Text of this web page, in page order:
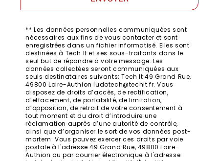
** Les données personnelles communiquées sont
nécessaires aux fins de vous contacter et sont
enregistrées dans un fichier informatisé. Elles sont
destinées à Tech It et ses sous-traitants dans le
seul but de répondre à votre message. Les
données collectées seront communiquées aux
seuls destinataires suivants: Tech It 49 Grand Rue,
49800 Loire-Authion ludotech@techit.fr. Vous
disposez de droits d’accès, de rectification,
d’effacement, de portabilité, de limitation,
d’opposition, de retrait de votre consentement à
tout moment et du droit d’introduire une
réclamation auprès d’une autorité de contrôle,
ainsi que d’organiser le sort de vos données post-
mortem. Vous pouvez exercer ces droits par voie
postale à l'adresse 49 Grand Rue, 49800 Loire-
Authion ou par courrier électronique à l'adresse